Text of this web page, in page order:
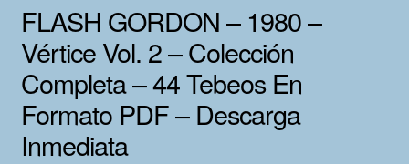
Lotes 100
Adultos
Porno 3D
FLASH GORDON – 1980 –
Vértice Vol. 2 – Colección
Completa – 44 Tebeos En
Formato PDF – Descarga
Inmediata